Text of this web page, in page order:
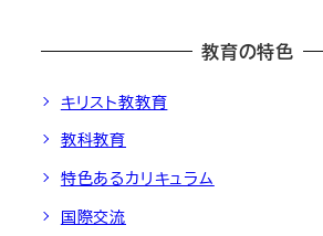
教育の特色
キリスト教教育
教科教育
特色あるカリキュラム
国際交流